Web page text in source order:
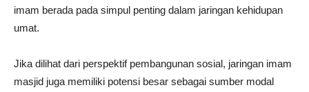
imam berada pada simpul penting dalam jaringan kehidupan
umat.
Jika dilihat dari perspektif pembangunan sosial, jaringan imam
masjid juga memiliki potensi besar sebagai sumber modal